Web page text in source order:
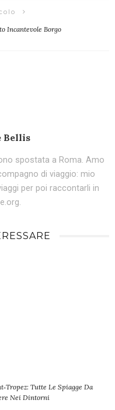
Incantevole Borgo
Bellis
spostata a Roma. Amo
di viaggio: mio
per poi raccontarli in
Tutte Le Spiagge Da
Nei Dintorni